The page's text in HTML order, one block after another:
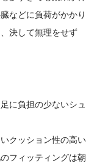
などに負荷がかかり
決して無理をせず
に負担の少ないシュ
クッション性の高い
フィッティングは朝